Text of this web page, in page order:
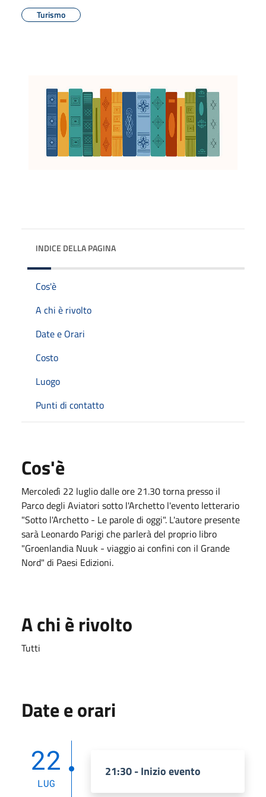
Turismo
INDICE DELLA PAGINA
Cos'è
A chi è rivolto
Date e Orari
Costo
Luogo
Punti di contatto
Cos'è
Mercoledì 22 luglio dalle ore 21.30 torna presso il
Parco degli Aviatori sotto l'Archetto l'evento letterario
"Sotto l'Archetto - Le parole di oggi". L'autore presente
sarà Leonardo Parigi che parlerà del proprio libro
"Groenlandia Nuuk - viaggio ai confini con il Grande
Nord" di Paesi Edizioni.
A chi è rivolto
Tutti
Date e orari
22
LUG
21:30 - Inizio evento